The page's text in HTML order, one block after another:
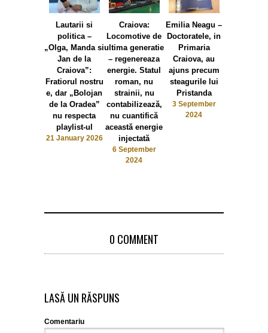
Lautarii si
politica –
„Olga, Manda si
Jan de la
Craiova”:
Fratiorul nostru
e, dar „Bolojan
de la Oradea”
nu respecta
playlist-ul
21 January 2026
Craiova:
Locomotive de
ultima generatie
– regenereaza
energie. Statul
roman, nu
strainii, nu
contabilizează,
nu cuantifică
această energie
injectată
6 September
2024
Emilia Neagu –
Doctoratele, in
Primaria
Craiova, au
ajuns precum
steagurile lui
Pristanda
3 September
2024
0 COMMENT
LASĂ UN RĂSPUNS
Comentariu